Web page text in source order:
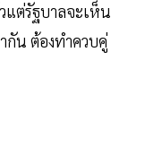
แต่รัฐบาลจะเห็น
กัน ต้องทำควบคู่